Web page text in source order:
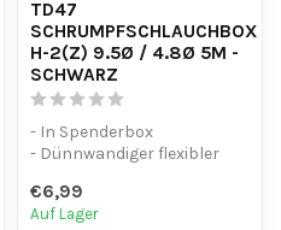
TD47
SCHRUMPFSCHLAUCHBOX
H-2(Z) 9.5Ø / 4.8Ø 5M -
SCHWARZ
- In Spenderbox
- Dünnwandiger flexibler
- UV-beständig
€6,99
Auf Lager